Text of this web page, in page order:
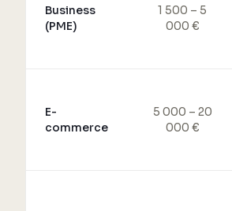
Business
(PME)
1 500 – 5
000 €
E-
commerce
5 000 – 20
000 €